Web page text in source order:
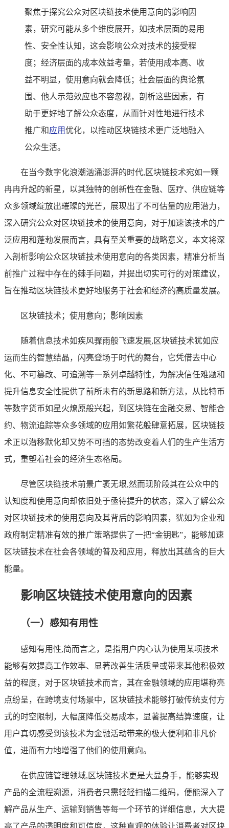
聚焦于探究公众对区块链技术使用意向的影响因
素，研究可能从多个维度展开，如技术层面的易用
性、安全性认知，这会影响公众对技术的接受程
度；经济层面的成本效益考量，若使用成本高、收
益不明显，使用意向就会降低；社会层面的舆论氛
围、他人示范效应也不容忽视，剖析这些因素，有
助于更好地了解公众态度，从而针对性地进行技术
推广和应用优化，以推动区块链技术更广泛地融入
公众生活。
在当今数字化浪潮汹涌澎湃的时代,区块链技术宛如一颗
冉冉升起的新星，以其独特的创新性在金融、医疗、供应链等
众多领域绽放出璀璨的光芒，展现出了不可估量的应用潜力，
深入研究公众对区块链技术的使用意向，对于加速该技术的广
泛应用和蓬勃发展而言，具有至关重要的战略意义，本文将深
入剖析影响公众区块链技术使用意向的各类因素，精准分析当
前推广过程中存在的棘手问题，并提出切实可行的对策建议，
旨在推动区块链技术更好地服务于社会和经济的高质量发展。
区块链技术；使用意向；影响因素
随着信息技术如疾风骤雨般飞速发展,区块链技术犹如应
运而生的智慧结晶，闪亮登场于时代的舞台，它凭借去中心
化、不可篡改、可追溯等一系列卓越特性，为解决信任难题和
提升信息安全性提供了前所未有的新思路和新方法，从比特币
等数字货币如星火燎原般兴起，到区块链在金融交易、智能合
约、物流追踪等众多领域的应用如繁花般肆意拓展，区块链技
术正以潜移默化却又势不可挡的态势改变着人们的生产生活方
式，重塑着社会的经济生态格局。
尽管区块链技术前景广袤无垠,然而现阶段其在公众中的
认知度和使用意向却依旧处于亟待提升的状态，深入了解公众
对区块链技术的使用意向及其背后的影响因素，犹如为企业和
政府制定精准有效的推广策略提供了一把“金钥匙”，能够加速
区块链技术在社会各领域的普及和应用，释放出其蕴含的巨大
能量。
影响区块链技术使用意向的因素
（一）感知有用性
感知有用性,简而言之，是指用户内心认为使用某项技术
能够有效提高工作效率、显著改善生活质量或带来其他积极效
益的程度，对于区块链技术而言，其在金融领域的应用堪称亮
点纷呈，在跨境支付场景中，区块链技术能够打破传统支付方
式的时空限制，大幅度降低交易成本，显著提高结算速度，让
用户真切感受到该技术为金融活动带来的极大便利和非凡价
值，进而有力地增强了他们的使用意向。
在供应链管理领域,区块链技术更是大显身手，能够实现
产品的全流程溯源，消费者只需轻轻扫描二维码，便能深入了
解产品从生产、运输到销售等每一个环节的详细信息，大大提